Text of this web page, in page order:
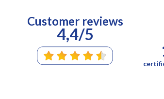
Customer reviews
4,4/5